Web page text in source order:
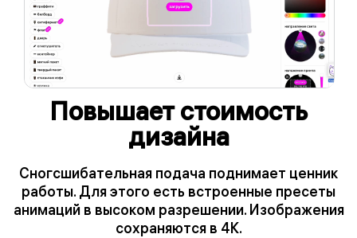
Повышает стоимость
дизайна
Сногсшибательная подача поднимает ценник
работы. Для этого есть встроенные пресеты
анимаций в высоком разрешении. Изображения
сохраняются в 4К.